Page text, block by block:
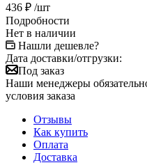
436 ₽ /шт
Подробности
Нет в наличии
Нашли дешевле?
Дата доставки/отгрузки:
Под заказ
Наши менеджеры
условия заказа
Отзывы
Как купить
Оплата
Доставка